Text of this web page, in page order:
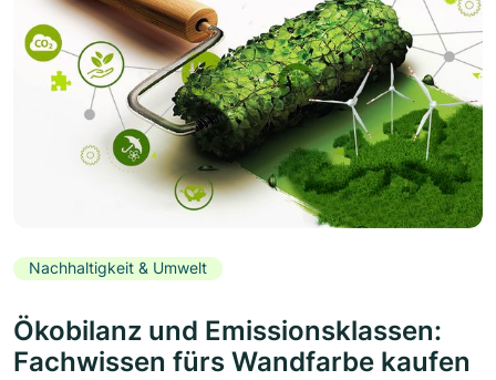
Nachhaltigkeit & Umwelt
Ökobilanz und Emissionsklassen:
Fachwissen fürs Wandfarbe kaufen